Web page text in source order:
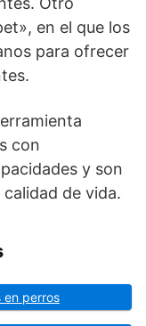
en el que los
para ofrecer
con
y son
de vida.
en perros